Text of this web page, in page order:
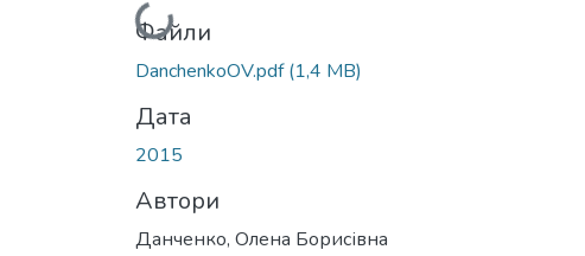
Вантажиться...
Файли
DanchenkoOV.pdf(1,4 MB)
Дата
2015
Автори
Данченко, Олена Борисівна